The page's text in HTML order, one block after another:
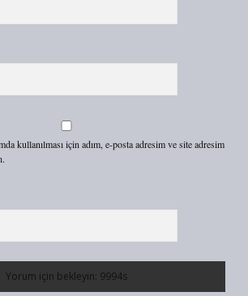
kullanılması için adım, e-posta adresim ve site adresim